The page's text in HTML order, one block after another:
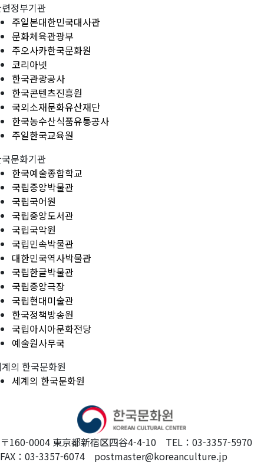
정부기관
주일본대한민국대사관
문화체육관광부
주오사카한국문화원
코리아넷
한국관광공사
한국콘텐츠진흥원
국외소재문화유산재단
한국농수산식품유통공사
주일한국교육원
문화기관
한국예술종합학교
국립중앙박물관
국립국어원
국립중앙도서관
국립국악원
국립민속박물관
대한민국역사박물관
국립한글박물관
국립중앙극장
국립현대미술관
한국정책방송원
국립아시아문화전당
예술원사무국
의 한국문화원
세계의 한국문화원
〒160-0004 東京都新宿区四谷4-4-10 TEL：03-3357-5970
FAX：03-3357-6074 postmaster@koreanculture.jp